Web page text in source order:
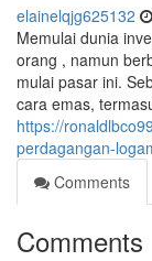
elainelqjg625132
Memulai dunia
orang , namun
mulai pasar ini.
cara emas,
https://
perdagangan-
Comments
Comments